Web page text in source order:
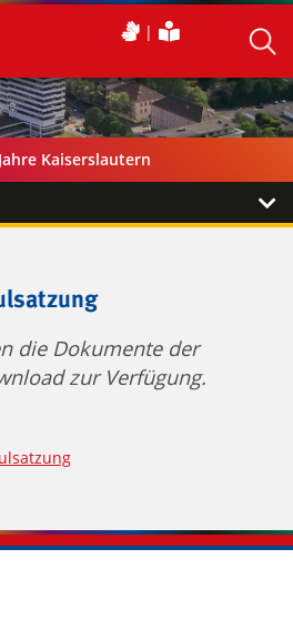
Kaiserslautern
die Dokumente der
zur Verfügung.